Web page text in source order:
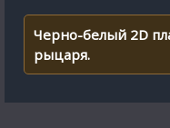
Черно-белый 2D
рыцаря.